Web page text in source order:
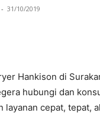
- 31/10/2019
Hankison di
hubungi dan
layanan cepat, tepat,